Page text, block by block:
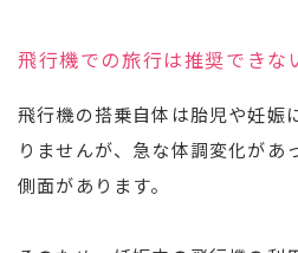
飛行機での旅行は推奨できな
飛行機の搭乗自体は胎児や妊娠
りませんが、急な体調変化があ
側面があります。